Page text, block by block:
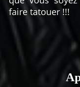
faire tatouer !!!